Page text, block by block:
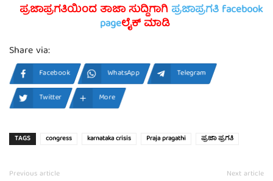
ಪ್ರಜಾಪ್ರಗತಿಯಿಂದ ತಾಜಾ ಸುದ್ದಿಗಾಗಿ ಪ್ರಜಾಪ್ರಗತಿ facebook
pageಲೈಕ್ ಮಾಡಿ
Share via:
Facebook WhatsApp
Telegram
Twitter
More
TAGS congress karnataka crisis Praja pragathi ಪ್ರಜಾ ಪ್ರಗತಿ
Previous article Next article